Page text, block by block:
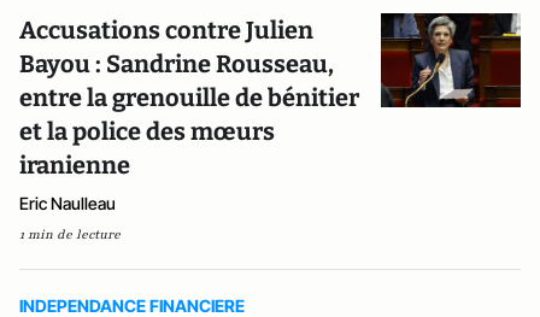
Accusations contre Julien
Bayou : Sandrine Rousseau,
entre la grenouille de bénitier
et la police des mœurs
iranienne
Eric Naulleau
1 min de lecture
INDEPENDANCE FINANCIERE